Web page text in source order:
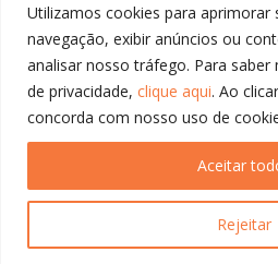
Utilizamos cookies para aprimorar
navegação, exibir anúncios ou
analisar nosso tráfego. Para
de privacidade, clique aqui. Ao
concorda com nosso uso de
Rejeitar
Aceitar